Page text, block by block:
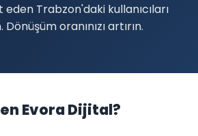
Trabzon'daki kullanıcıları
oranınızı artırın.
Evora Dijital?